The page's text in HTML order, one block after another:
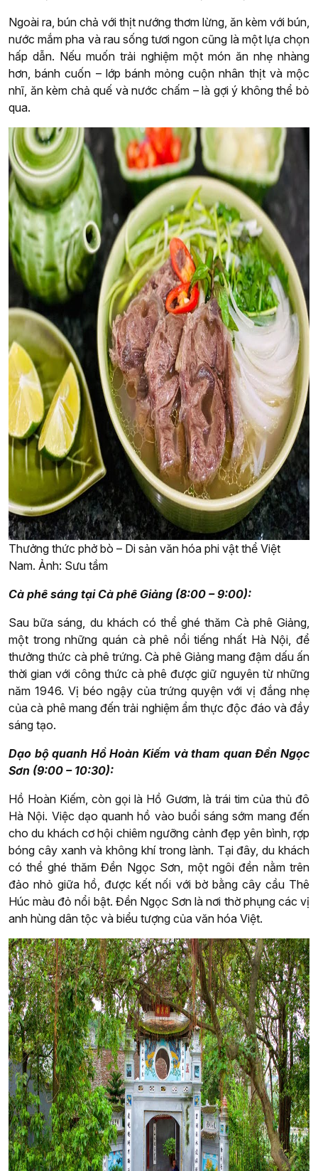
Ngoài ra, bún chả với thịt nướng thơm lừng, ăn kèm với bún,
nước mắm pha và rau sống tươi ngon cũng là một lựa chọn
hấp dẫn. Nếu muốn trải nghiệm một món ăn nhẹ nhàng
hơn, bánh cuốn – lớp bánh mỏng cuộn nhân thịt và mộc
nhĩ, ăn kèm chả quế và nước chấm – là gợi ý không thể bỏ
qua.
Thưởng thức phở bò – Di sản văn hóa phi vật thể Việt
Nam. Ảnh: Sưu tầm
Cà phê sáng tại Cà phê Giảng (8:00 – 9:00):
Sau bữa sáng, du khách có thể ghé thăm Cà phê Giảng,
một trong những quán cà phê nổi tiếng nhất Hà Nội, để
thưởng thức cà phê trứng. Cà phê Giảng mang đậm dấu ấn
thời gian với công thức cà phê được giữ nguyên từ những
năm 1946. Vị béo ngậy của trứng quyện với vị đắng nhẹ
của cà phê mang đến trải nghiệm ẩm thực độc đáo và đầy
sáng tạo.
Dạo bộ quanh Hồ Hoàn Kiếm và tham quan Đền Ngọc
Sơn (9:00 – 10:30):
Hồ Hoàn Kiếm, còn gọi là Hồ Gươm, là trái tim của thủ đô
Hà Nội. Việc dạo quanh hồ vào buổi sáng sớm mang đến
cho du khách cơ hội chiêm ngưỡng cảnh đẹp yên bình, rợp
bóng cây xanh và không khí trong lành. Tại đây, du khách
có thể ghé thăm Đền Ngọc Sơn, một ngôi đền nằm trên
đảo nhỏ giữa hồ, được kết nối với bờ bằng cây cầu Thê
Húc màu đỏ nổi bật. Đền Ngọc Sơn là nơi thờ phụng các vị
anh hùng dân tộc và biểu tượng của văn hóa Việt.